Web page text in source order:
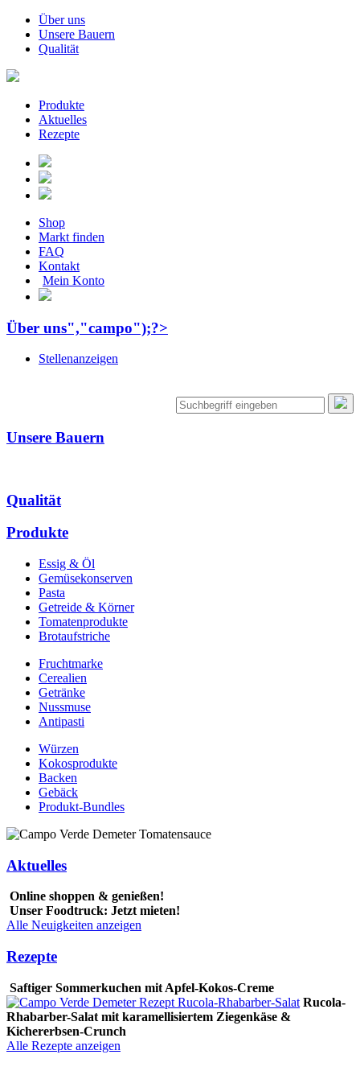
Über uns
Unsere Bauern
Qualität
Produkte
Aktuelles
Rezepte
Shop
Markt finden
FAQ
Kontakt
Mein Konto
Über uns","campo");?>
Stellenanzeigen
Unsere Bauern
Qualität
Produkte
Essig & Öl
Gemüsekonserven
Pasta
Getreide & Körner
Tomatenprodukte
Brotaufstriche
Fruchtmarke
Cerealien
Getränke
Nussmuse
Antipasti
Würzen
Kokosprodukte
Backen
Gebäck
Produkt-Bundles
Aktuelles
Online shoppen & genießen!
Unser Foodtruck: Jetzt mieten!
Alle Neuigkeiten anzeigen
Rezepte
Saftiger Sommerkuchen mit Apfel-Kokos-Creme
Rucola-
Rhabarber-Salat mit karamellisiertem Ziegenkäse &
Kichererbsen-Crunch
Alle Rezepte anzeigen